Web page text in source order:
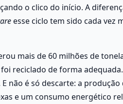
o clico do início. A
esse ciclo tem sido cada vez
mais de 60 milhões de
reciclado de forma
não é só descarte: a produção
e um consumo energético